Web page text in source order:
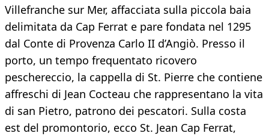
Villefranche sur Mer, affacciata sulla piccola baia
delimitata da Cap Ferrat e pare fondata nel 1295
dal Conte di Provenza Carlo II d’Angiò. Presso il
porto, un tempo frequentato ricovero
peschereccio, la cappella di St. Pierre che contiene
affreschi di Jean Cocteau che rappresentano la vita
di san Pietro, patrono dei pescatori. Sulla costa
est del promontorio, ecco St. Jean Cap Ferrat,